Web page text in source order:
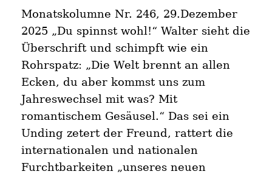
Monatskolumne Nr. 246, 29.Dezember
2025 „Du spinnst wohl!“ Walter sieht die
Überschrift und schimpft wie ein
Rohrspatz: „Die Welt brennt an allen
Ecken, du aber kommst uns zum
Jahreswechsel mit was? Mit
romantischem Gesäusel.“ Das sei ein
Unding zetert der Freund, rattert die
internationalen und nationalen
Furchtbarkeiten „unseres neuen